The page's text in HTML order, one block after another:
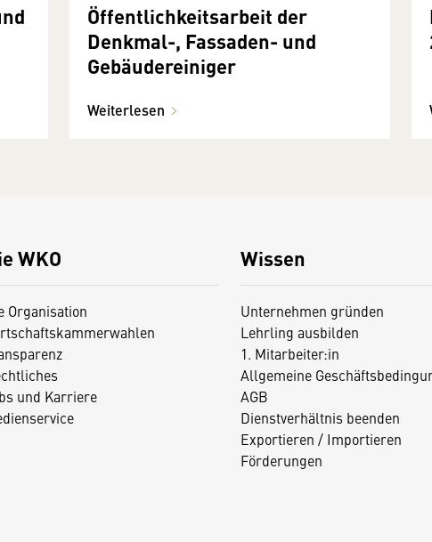
Öffentlichkeitsarbeit der
Denkmal-, Fassaden- und
Gebäudereiniger
Weiterlesen
WKO
Organisation
und Karriere
Wissen
Unternehmen gründen
Lehrling ausbilden
1. Mitarbeiter:in
Allgemeine
AGB
Dienstverhältnis beenden
Exportieren / Importieren
Förderungen